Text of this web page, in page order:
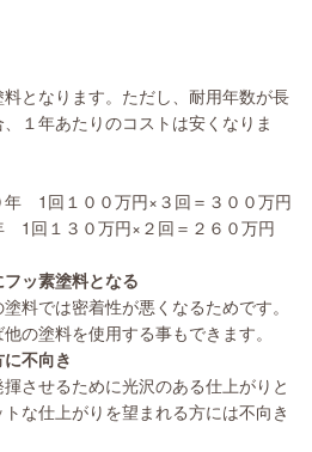
となります。ただし、耐用年数が長
１年あたりのコストは安くなりま
年 1回１００万円×３回＝３００万円
1回１３０万円×２回＝２６０万円
ッ素塗料となる
料では密着性が悪くなるためです。
の塗料を使用する事もできます。
不向き
させるために光沢のある仕上がりと
な仕上がりを望まれる方には不向き